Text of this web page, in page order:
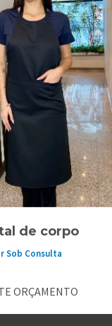
de corpo
Sob Consulta
ORÇAMENTO